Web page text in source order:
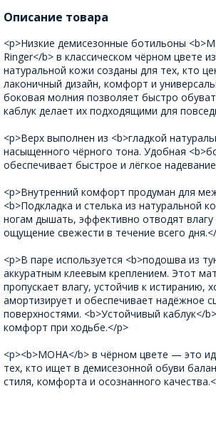
Описание товара
<p>Низкие демисезонные ботильоны
Ringer</b> в классическом чёрном цвете
натуральной кожи созданы для тех, кто
лаконичный дизайн, комфорт и
боковая молния позволяет быстро
каблук делает их подходящими для
<p>Верх выполнен из <b>гладкой
насыщенного чёрного тона. Удобная
обеспечивает быстрое и лёгкое
<p>Внутренний комфорт продуман для
<b>Подкладка и стелька из натуральной
ногам дышать, эффективно отводят влагу
ощущение свежести в течение всего
<p>В паре используется <b>подошва из
аккуратным клеевым креплением. Этот
пропускает влагу, устойчив к истиранию,
амортизирует и обеспечивает надёжное
поверхностями. <b>Устойчивый каблук</
комфорт при ходьбе.</p>
<p><b>МОНА</b> в чёрном цвете — это
тех, кто ищет в демисезонной обуви
стиля, комфорта и осознанного